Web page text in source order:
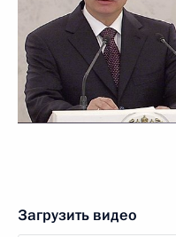
Загрузить видео